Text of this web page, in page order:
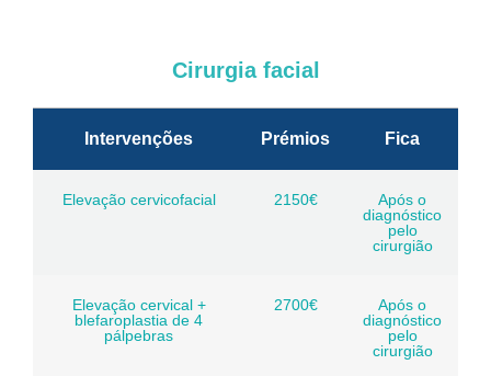
Cirurgia facial
Intervenções Prémios Fica
Elevação cervicofacial 2150€
Após o
diagnóstico
pelo
cirurgião
Elevação cervical +
blefaroplastia de 4
pálpebras
2700€
Após o
diagnóstico
pelo
cirurgião